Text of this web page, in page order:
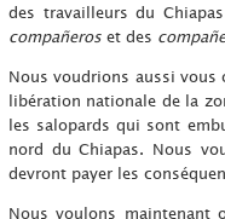
des travailleurs du
compañeroset des
Nous voudrions aussi
libération nationale de la
les salopards qui sont
nord du Chiapas. Nous
devront payer les
Nous voulons maintenant